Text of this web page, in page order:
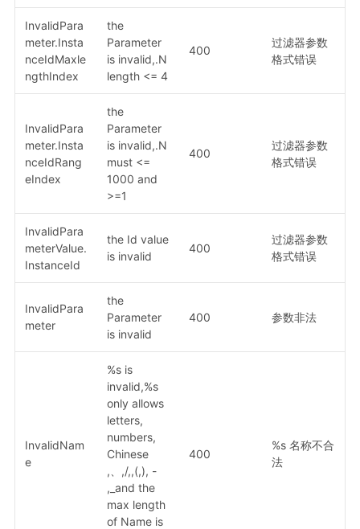
InvalidPara
meter.Insta
nceIdMaxle
ngthIndex
the
Parameter
is invalid,.N
length <= 4
400
过滤器参数
格式错误
InvalidPara
meter.Insta
nceIdRang
eIndex
the
Parameter
is invalid,.N
must <=
1000 and
>=1
400
过滤器参数
格式错误
InvalidPara
meterValue.
InstanceId
the Id value
is invalid
400
过滤器参数
格式错误
InvalidPara
meter
the
Parameter
is invalid
400 参数非法
InvalidNam
e
%s is
invalid,%s
only allows
letters,
numbers,
Chinese
,、,/,,(,), -
,_and the
max length
of Name is
400
%s 名称不合
法